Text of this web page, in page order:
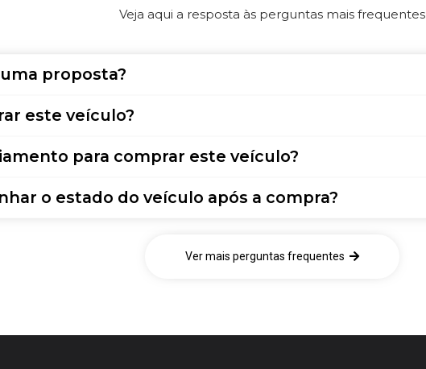
Veja aqui a resposta às perguntas mais frequentes
proposta?
este veículo?
para comprar este veículo?
o estado do veículo após a compra?
Ver mais perguntas frequentes